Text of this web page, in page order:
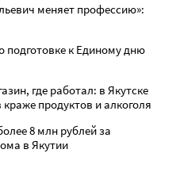
меняет профессию»:
подготовке к Единому дню
где работал: в Якутске
продуктов и алкоголя
8 млн рублей за
в Якутии